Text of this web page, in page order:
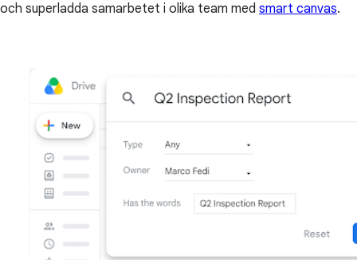
och superladda samarbetet i olika team med smart canvas.